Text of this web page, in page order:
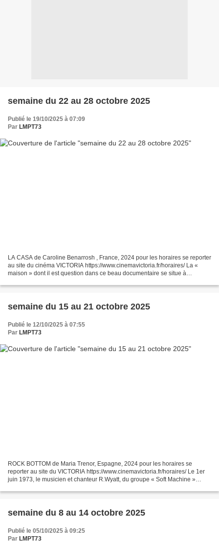
semaine du 22 au 28 octobre 2025
Publié le 19/10/2025 à 07:09
Par LMPT73
LA CASA de Caroline Benarrosh , France, 2024 pour les horaires se reporter
au site du cinéma VICTORIA https://www.cinemavictoria.fr/horaires/ La «
maison » dont il est question dans ce beau documentaire se situe à
semaine du 15 au 21 octobre 2025
Publié le 12/10/2025 à 07:55
Par LMPT73
ROCK BOTTOM de Maria Trenor, Espagne, 2024 pour les horaires se
reporter au site du VICTORIA https://www.cinemavictoria.fr/horaires/ Le 1er
juin 1973, le musicien et chanteur R.Wyatt, du groupe « Soft Machine »
semaine du 8 au 14 octobre 2025
Publié le 05/10/2025 à 09:25
Par LMPT73